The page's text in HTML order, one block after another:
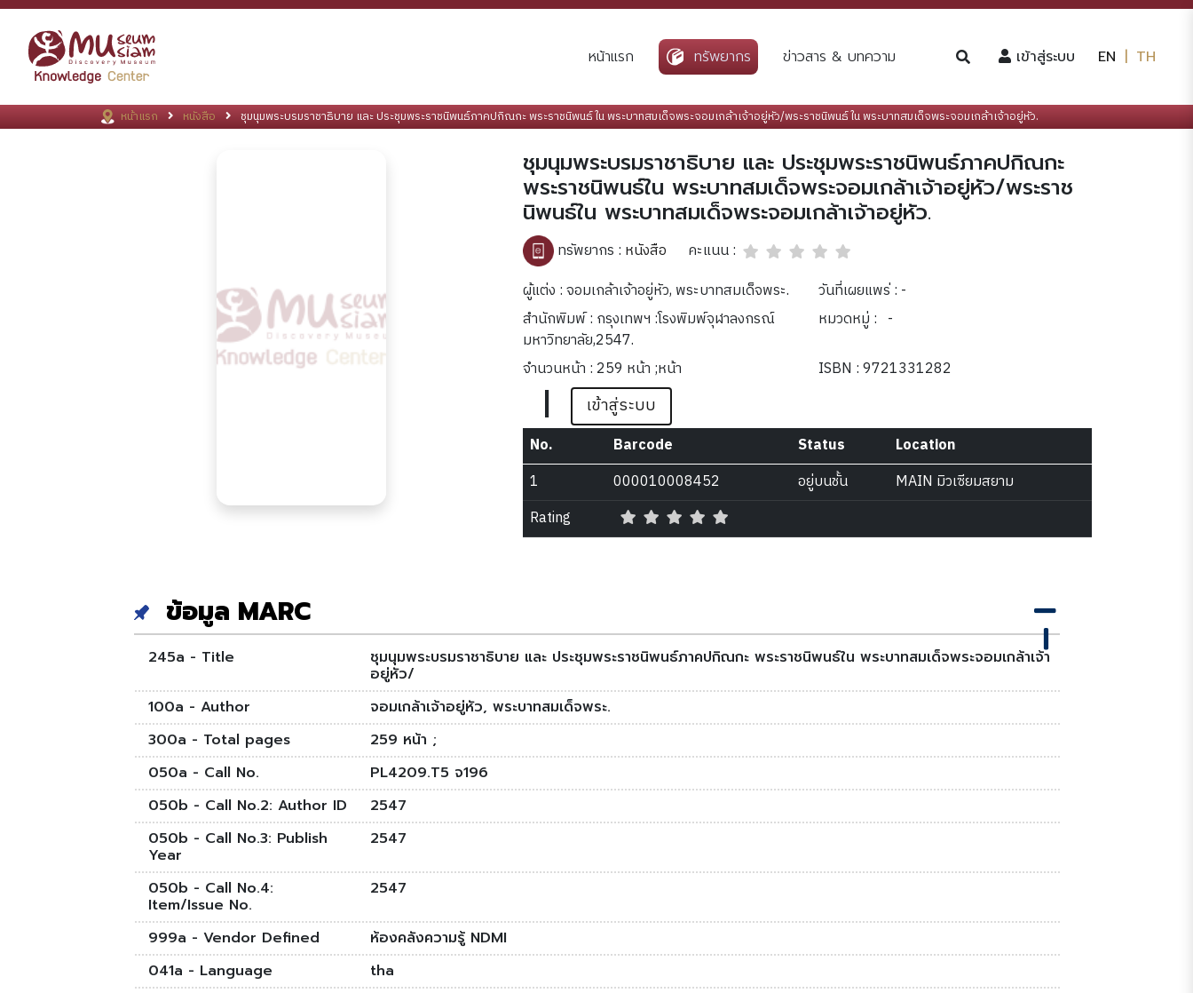
หน้าแรก ทรัพยากร ข่าวสาร & บทความ เข้าสู่ระบบ (current)
EN | TH
หน้าแรก หนังสือ ชุมนุมพระบรมราชาธิบาย และ ประชุมพระราชนิพนธ์ภาคปกิณกะ พระราชนิพนธ์ใน พระบาทสมเด็จพระจอมเกล้าเจ้าอยู่หัว/พระราชนิพนธ์ใน พระบาทสมเด็จพระจอมเกล้าเจ้าอยู่หัว.
ชุมนุมพระบรมราชาธิบาย และ ประชุมพระราชนิพนธ์ภาคปกิณกะ
พระราชนิพนธ์ใน พระบาทสมเด็จพระจอมเกล้าเจ้าอยู่หัว/พระราช
นิพนธ์ใน พระบาทสมเด็จพระจอมเกล้าเจ้าอยู่หัว.
ทรัพยากร : หนังสือ
คะแนน :
ผู้แต่ง : จอมเกล้าเจ้าอยู่หัว, พระบาทสมเด็จพระ.
วันที่เผยแพร่ : -
สำนักพิมพ์ : กรุงเทพฯ :โรงพิมพ์จุฬาลงกรณ์
มหาวิทยาลัย,2547.
หมวดหมู่ : -
จำนวนหน้า : 259 หน้า ;หน้า ISBN : 9721331282
| เข้าสู่ระบบ
No. Barcode Status
Location
1
000010008452 อยู่บนชั้น
MAIN มิวเซียมสยาม
Rating
ข้อมูล MARC
245a - Title ชุมนุมพระบรมราชาธิบาย และ ประชุมพระราชนิพนธ์ภาคปกิณกะ พระราชนิพนธ์ใน พระบาทสมเด็จพระจอมเกล้าเจ้า
อยู่หัว/
100a - Author
จอมเกล้าเจ้าอยู่หัว, พระบาทสมเด็จพระ.
300a - Total pages
259 หน้า ;
050a - Call No.
PL4209.T5 จ196
050b - Call No.2: Author ID
2547
050b - Call No.3: Publish
Year
2547
050b - Call No.4:
Item/Issue No.
2547
999a - Vendor Defined
ห้องคลังความรู้ NDMI
041a - Language
tha